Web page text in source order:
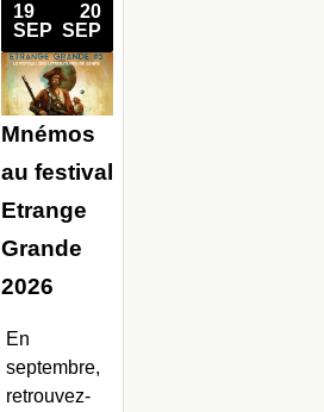
19
SEP
20
SEP
Mnémos
au festival
Etrange
Grande
2026
En
septembre,
retrouvez-